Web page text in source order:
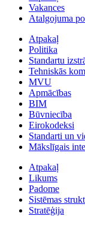
Vakances
Atalgojuma
Atpakaļ
Politika
Standartu
Tehniskās
MVU
Apmācības
BIM
Būvniecība
Eirokodeksi
Standarti un
Mākslīgais
Atpakaļ
Likums
Padome
Sistēmas
Stratēģija